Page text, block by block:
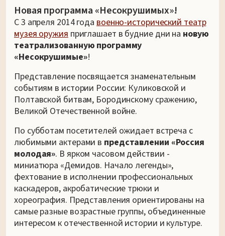
Новая программа «Несокрушимых»!
С 3 апреля 2014 года военно-исторический театр
музея оружияприглашает в будние дни на новую
театрализованную программу
«Несокрушимые»!
Представление посвящается знаменательным
событиям в истории России: Куликовской и
Полтавской битвам, Бородинскому сражению,
Великой Отечественной войне.
По субботам посетителей ожидает встреча с
любимыми актерами в представлении «Россия
молодая». В ярком часовом действии -
миниатюра «Демидов. Начало легенды»,
фехтование в исполнении профессиональных
каскадеров, акробатические трюки и
хореография. Представления ориентированы на
самые разные возрастные группы, объединенные
интересом к отечественной истории и культуре.